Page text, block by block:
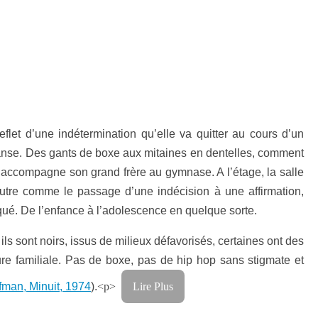
d’une indétermination qu’elle va quitter au cours d’un
Des gants de boxe aux mitaines en dentelles, comment
son grand frère au gymnase. A l’étage, la salle
comme le passage d’une indécision à une affirmation,
De l’enfance à l’adolescence en quelque sorte.
sont noirs, issus de milieux défavorisés, certaines ont des
familiale. Pas de boxe, pas de hip hop sans stigmate et
Minuit, 1974).<p> Lire Plus